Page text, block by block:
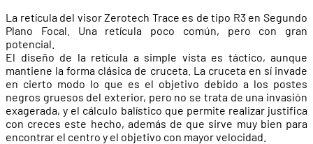
La retícula del visor Zerotech Trace es de tipo R3 en Segundo
Plano Focal. Una retícula poco común, pero con gran
potencial.
El diseño de la retícula a simple vista es táctico, aunque
mantiene la forma clásica de cruceta. La cruceta en sí invade
en cierto modo lo que es el objetivo debido a los postes
negros gruesos del exterior, pero no se trata de una invasión
exagerada, y el cálculo balístico que permite realizar justifica
con creces este hecho, además de que sirve muy bien para
encontrar el centro y el objetivo con mayor velocidad.